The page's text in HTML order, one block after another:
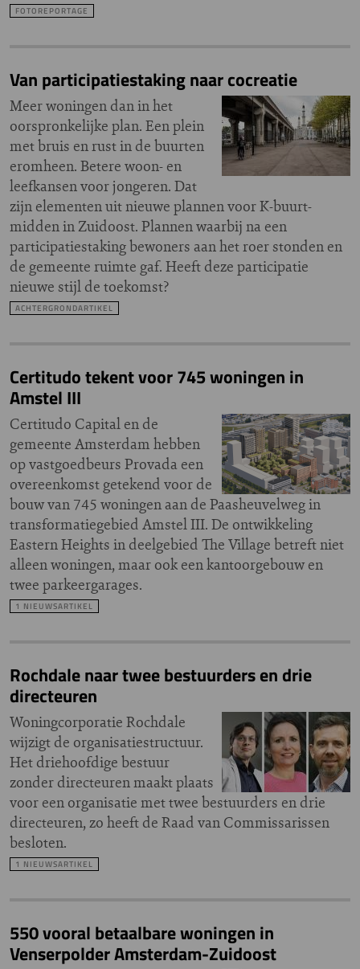
FOTOREPORTAGE
Van participatiestaking naar cocreatie
Meer woningen dan in het
oorspronkelijke plan. Een plein
met bruis en rust in de buurten
eromheen. Betere woon- en
leefkansen voor jongeren. Dat
zijn elementen uit nieuwe plannen voor K-buurt-
midden in Zuidoost. Plannen waarbij na een
participatiestaking bewoners aan het roer stonden en
de gemeente ruimte gaf. Heeft deze participatie
nieuwe stijl de toekomst?
ACHTERGRONDARTIKEL
Certitudo tekent voor 745 woningen in
Amstel III
Certitudo Capital en de
gemeente Amsterdam hebben
op vastgoedbeurs Provada een
overeenkomst getekend voor de
bouw van 745 woningen aan de Paasheuvelweg in
transformatiegebied Amstel III. De ontwikkeling
Eastern Heights in deelgebied The Village betreft niet
alleen woningen, maar ook een kantoorgebouw en
twee parkeergarages.
1 NIEUWSARTIKEL
Rochdale naar twee bestuurders en drie
directeuren
Woningcorporatie Rochdale
wijzigt de organisatiestructuur.
Het driehoofdige bestuur
zonder directeuren maakt plaats
voor een organisatie met twee bestuurders en drie
directeuren, zo heeft de Raad van Commissarissen
besloten.
1 NIEUWSARTIKEL
550 vooral betaalbare woningen in
Venserpolder Amsterdam-Zuidoost